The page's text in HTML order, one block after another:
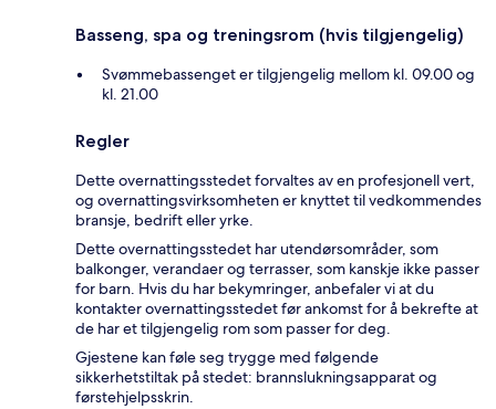
Basseng, spa og treningsrom (hvis tilgjengelig)
Svømmebassenget er tilgjengelig mellom kl. 09.00 og
kl. 21.00
Regler
Dette overnattingsstedet forvaltes av en profesjonell vert,
og overnattingsvirksomheten er knyttet til vedkommendes
bransje, bedrift eller yrke.
Dette overnattingsstedet har utendørsområder, som
balkonger, verandaer og terrasser, som kanskje ikke passer
for barn. Hvis du har bekymringer, anbefaler vi at du
kontakter overnattingsstedet før ankomst for å bekrefte at
de har et tilgjengelig rom som passer for deg.
Gjestene kan føle seg trygge med følgende
sikkerhetstiltak på stedet: brannslukningsapparat og
førstehjelpsskrin.